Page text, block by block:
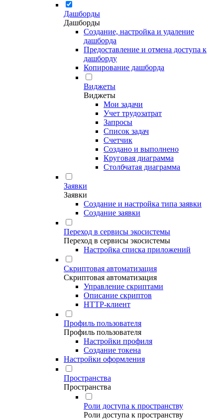
Дашборды
Дашборды
Создание, настройка и удаление
дашборда
Предоставление и отмена доступа к
дашборду
Копирование дашборда
Виджеты
Виджеты
Мои задачи
Учет трудозатрат
Запросы
Список задач
Счетчик
Создано и выполнено
Круговая диаграмма
Столбчатая диаграмма
Заявки
Заявки
Создание и настройка типа заявки
Создание заявки
Переход в сервисы экосистемы
Переход в сервисы экосистемы
Настройка списка приложений
Скриптовая автоматизация
Скриптовая автоматизация
Управление скриптами
Описание скриптов
HTTP-клиент
Профиль пользователя
Профиль пользователя
Настройки профиля
Создание токена
Настройки оформления
Пространства
Пространства
Роли доступа к пространству
Роли доступа к пространству